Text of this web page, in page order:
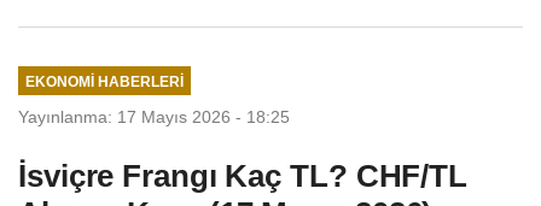
EKONOMI HABERLERI
Yayınlanma: 17 Mayıs 2026 - 18:25
İsviçre Frangı Kaç TL? CHF/TL